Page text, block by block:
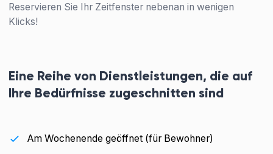
Reservieren Sie Ihr Zeitfenster nebenan in wenigen
Klicks!
Eine Reihe von Dienstleistungen, die auf
Ihre Bedürfnisse zugeschnitten sind
Am Wochenende geöffnet (für Bewohner)